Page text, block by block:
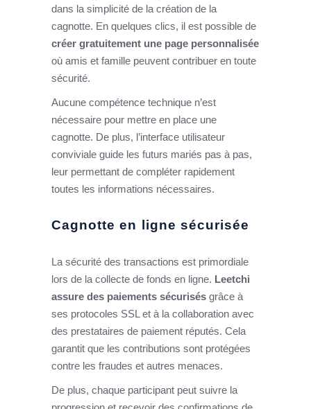
dans la simplicité de la création de la
cagnotte. En quelques clics, il est possible de
créer gratuitement une page personnalisée
où amis et famille peuvent contribuer en toute
sécurité.
Aucune compétence technique n’est
nécessaire pour mettre en place une
cagnotte. De plus, l’interface utilisateur
conviviale guide les futurs mariés pas à pas,
leur permettant de compléter rapidement
toutes les informations nécessaires.
Cagnotte en ligne sécurisée
La sécurité des transactions est primordiale
lors de la collecte de fonds en ligne. Leetchi
assure des paiements sécurisés grâce à
ses protocoles SSL et à la collaboration avec
des prestataires de paiement réputés. Cela
garantit que les contributions sont protégées
contre les fraudes et autres menaces.
De plus, chaque participant peut suivre la